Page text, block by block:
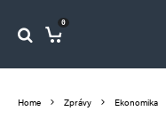
0
Home Zprávy Ekonomika